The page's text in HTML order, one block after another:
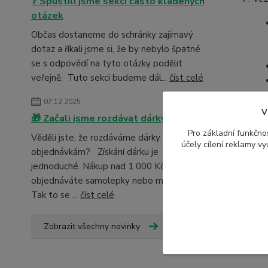
otázek
Občas dostaneme do schránky zajímavý
dotaz a říkali jsme si, že by nebylo špatné
se s odpovědí na tyto otázky podělit
veřejně. Tuto sekci budeme dál... číst celé
07.12.2025
🎁 Začali jsme rozdávat dárky
Věděli jste, že rozdáváme dárky k
objednávkám? Získání dárku je
jednoduché. Nákup nad 1 000 Kč:
objednáváte samolepky nebo magnetky?
Tak to se ... číst celé
Zobrazit všechny novinky
Pro základní
účely cílení reklamy